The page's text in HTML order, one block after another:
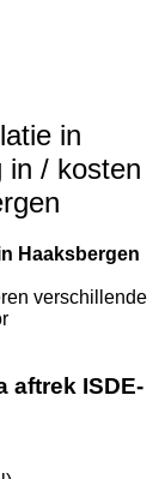
in
in / kosten
Haaksbergen
verschillende
aftrek ISDE-